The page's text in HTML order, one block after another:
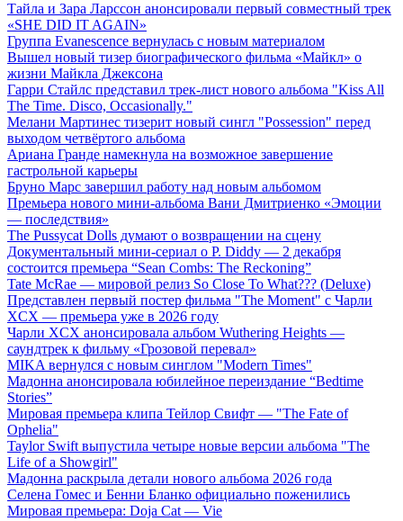
Тайла и Зара Ларссон анонсировали первый совместный трек
«SHE DID IT AGAIN»
Группа Evanescence вернулась с новым материалом
Вышел новый тизер биографического фильма «Майкл» о
жизни Майкла Джексона
Гарри Стайлс представил трек-лист нового альбома "Kiss All
The Time. Disco, Occasionally."
Мелани Мартинес тизерит новый сингл "Possession" перед
выходом четвёртого альбома
Ариана Гранде намекнула на возможное завершение
гастрольной карьеры
Бруно Марс завершил работу над новым альбомом
Премьера нового мини-альбома Вани Дмитриенко «Эмоции
— последствия»
The Pussycat Dolls думают о возвращении на сцену
Документальный мини-сериал о P. Diddy — 2 декабря
состоится премьера “Sean Combs: The Reckoning”
Tate McRae — мировой релиз So Close To What??? (Deluxe)
Представлен первый постер фильма "The Moment" с Чарли
XCX — премьера уже в 2026 году
Чарли XCX анонсировала альбом Wuthering Heights —
саундтрек к фильму «Грозовой перевал»
MIKA вернулся с новым синглом "Modern Times"
Мадонна анонсировала юбилейное переиздание “Bedtime
Stories”
Мировая премьера клипа Тейлор Свифт — "The Fate of
Ophelia"
Taylor Swift выпустила четыре новые версии альбома "The
Life of a Showgirl"
Мадонна раскрыла детали нового альбома 2026 года
Селена Гомес и Бенни Бланко официально поженились
Мировая премьера: Doja Cat — Vie